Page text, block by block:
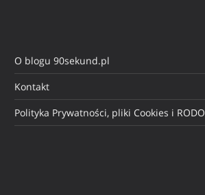
O blogu 90sekund.pl
Kontakt
Polityka Prywatności, pliki Cookies i RODO